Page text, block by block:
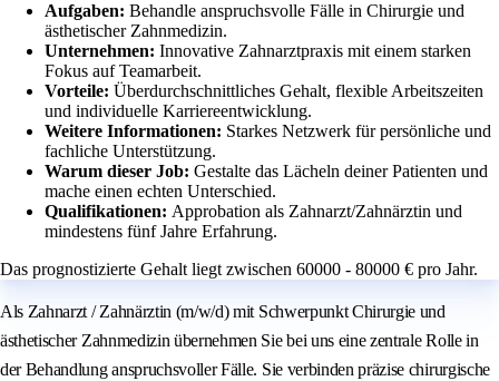
Aufgaben: Behandle anspruchsvolle Fälle in Chirurgie und
ästhetischer Zahnmedizin.
Unternehmen: Innovative Zahnarztpraxis mit einem starken
Fokus auf Teamarbeit.
Vorteile: Überdurchschnittliches Gehalt, flexible Arbeitszeiten
und individuelle Karriereentwicklung.
Weitere Informationen: Starkes Netzwerk für persönliche und
fachliche Unterstützung.
Warum dieser Job: Gestalte das Lächeln deiner Patienten und
mache einen echten Unterschied.
Qualifikationen: Approbation als Zahnarzt/Zahnärztin und
mindestens fünf Jahre Erfahrung.
Das prognostizierte Gehalt liegt zwischen 60000 - 80000 € pro Jahr.
Als Zahnarzt / Zahnärztin (m/w/d) mit Schwerpunkt Chirurgie und
ästhetischer Zahnmedizin übernehmen Sie bei uns eine zentrale Rolle in
der Behandlung anspruchsvoller Fälle. Sie verbinden präzise chirurgische